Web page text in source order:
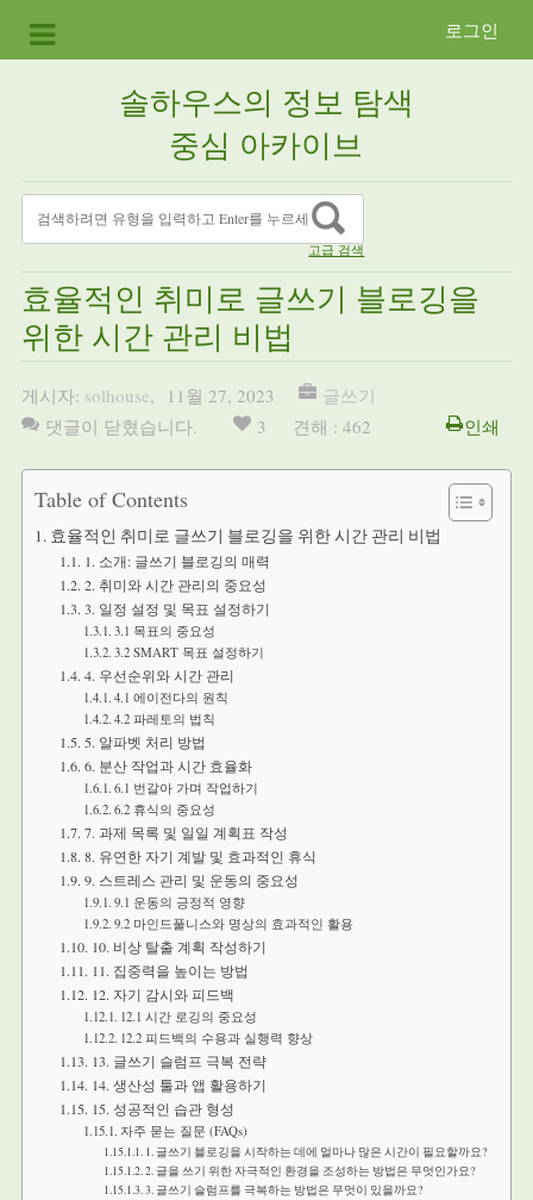
로그인
솔하우스의 정보 탐색
중심 아카이브
고급 검색
효율적인 취미로 글쓰기 블로깅을
위한 시간 관리 비법
게시자: solhouse, 11월 27, 2023
글쓰기
댓글이 닫혔습니다.
3 견해 : 462 인쇄
Table of Contents
효율적인 취미로 글쓰기 블로깅을 위한 시간 관리 비법
1. 소개: 글쓰기 블로깅의 매력
2. 취미와 시간 관리의 중요성
3. 일정 설정 및 목표 설정하기
3.1 목표의 중요성
3.2 SMART 목표 설정하기
4. 우선순위와 시간 관리
4.1 에이전다의 원칙
4.2 파레토의 법칙
5. 알파벳 처리 방법
6. 분산 작업과 시간 효율화
6.1 번갈아 가며 작업하기
6.2 휴식의 중요성
7. 과제 목록 및 일일 계획표 작성
8. 유연한 자기 계발 및 효과적인 휴식
9. 스트레스 관리 및 운동의 중요성
9.1 운동의 긍정적 영향
9.2 마인드풀니스와 명상의 효과적인 활용
10. 비상 탈출 계획 작성하기
11. 집중력을 높이는 방법
12. 자기 감시와 피드백
12.1 시간 로깅의 중요성
12.2 피드백의 수용과 실행력 향상
13. 글쓰기 슬럼프 극복 전략
14. 생산성 툴과 앱 활용하기
15. 성공적인 습관 형성
자주 묻는 질문 (FAQs)
1. 글쓰기 블로깅을 시작하는 데에 얼마나 많은 시간이 필요할까요?
2. 글을 쓰기 위한 자극적인 환경을 조성하는 방법은 무엇인가요?
3. 글쓰기 슬럼프를 극복하는 방법은 무엇이 있을까요?